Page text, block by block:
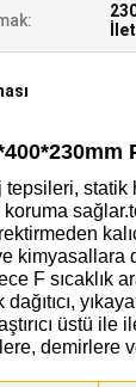
statik
kimyasallara
F sıcaklık
dağıtıcı,
üstü
demirlere